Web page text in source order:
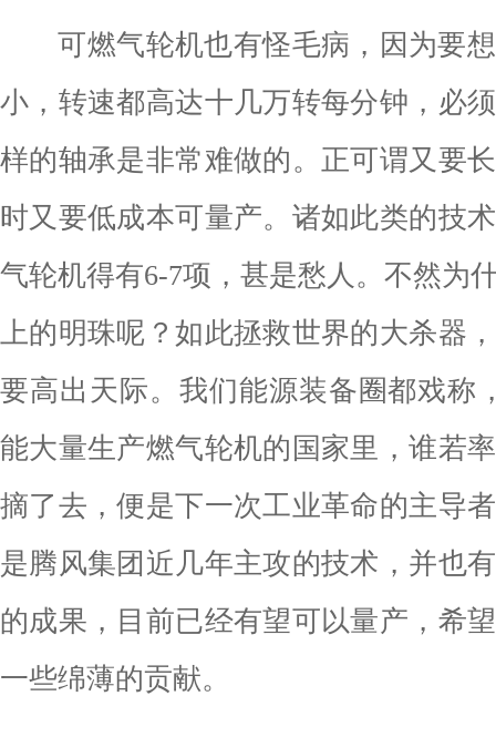
可燃气轮机也有怪毛病，因为要想
小，转速都高达十几万转每分钟，必
样的轴承是非常难做的。正可谓又要
时又要低成本可量产。诸如此类的技
气轮机得有6-7项，甚是愁人。不然为
上的明珠呢？如此拯救世界的大杀器
要高出天际。我们能源装备圈都戏称
能大量生产燃气轮机的国家里，谁若
摘了去，便是下一次工业革命的主导
是腾风集团近几年主攻的技术，并也
的成果，目前已经有望可以量产，希
一些绵薄的贡献。